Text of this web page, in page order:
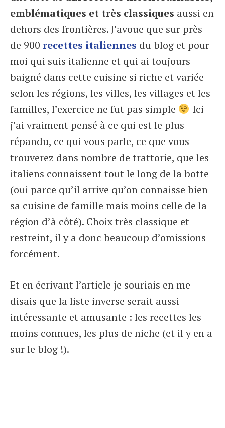
emblématiques et très classiques aussi en
dehors des frontières. J’avoue que sur près
de 900 recettes italiennes du blog et pour
moi qui suis italienne et qui ai toujours
baigné dans cette cuisine si riche et variée
selon les régions, les villes, les villages et les
familles, l’exercice ne fut pas simple
Ici
j’ai vraiment pensé à ce qui est le plus
répandu, ce qui vous parle, ce que vous
trouverez dans nombre de trattorie, que les
italiens connaissent tout le long de la botte
(oui parce qu’il arrive qu’on connaisse bien
sa cuisine de famille mais moins celle de la
région d’à côté). Choix très classique et
restreint, il y a donc beaucoup d’omissions
forcément.
Et en écrivant l’article je souriais en me
disais que la liste inverse serait aussi
intéressante et amusante : les recettes les
moins connues, les plus de niche (et il y en a
sur le blog !).